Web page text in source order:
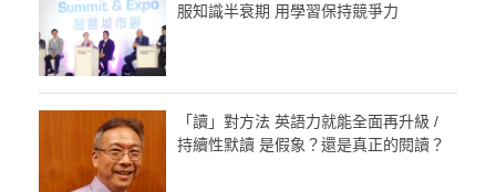
服知識半衰期 用學習保持競爭力
「讀」對方法 英語力就能全面再升級 /
持續性默讀 是假象？還是真正的閱讀？